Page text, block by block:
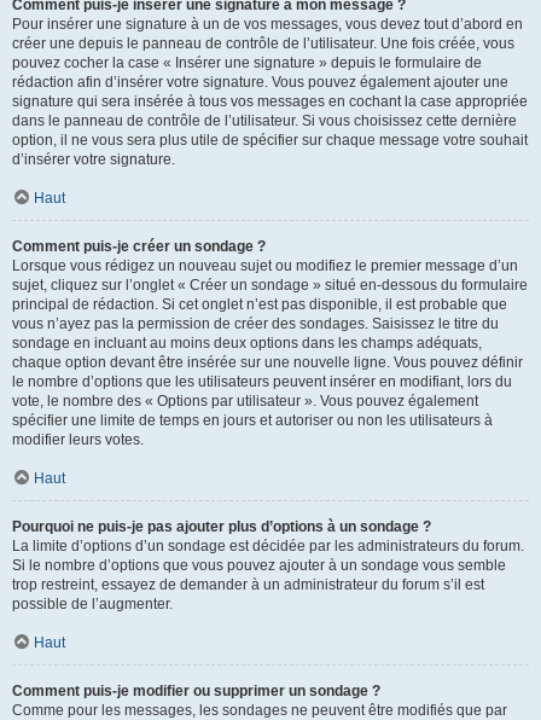
Comment puis-je insérer une signature à mon message ?
Pour insérer une signature à un de vos messages, vous devez tout d’abord en
créer une depuis le panneau de contrôle de l’utilisateur. Une fois créée, vous
pouvez cocher la case « Insérer une signature » depuis le formulaire de
rédaction afin d’insérer votre signature. Vous pouvez également ajouter une
signature qui sera insérée à tous vos messages en cochant la case appropriée
dans le panneau de contrôle de l’utilisateur. Si vous choisissez cette dernière
option, il ne vous sera plus utile de spécifier sur chaque message votre souhait
d’insérer votre signature.
Haut
Comment puis-je créer un sondage ?
Lorsque vous rédigez un nouveau sujet ou modifiez le premier message d’un
sujet, cliquez sur l’onglet « Créer un sondage » situé en-dessous du formulaire
principal de rédaction. Si cet onglet n’est pas disponible, il est probable que
vous n’ayez pas la permission de créer des sondages. Saisissez le titre du
sondage en incluant au moins deux options dans les champs adéquats,
chaque option devant être insérée sur une nouvelle ligne. Vous pouvez définir
le nombre d’options que les utilisateurs peuvent insérer en modifiant, lors du
vote, le nombre des « Options par utilisateur ». Vous pouvez également
spécifier une limite de temps en jours et autoriser ou non les utilisateurs à
modifier leurs votes.
Haut
Pourquoi ne puis-je pas ajouter plus d’options à un sondage ?
La limite d’options d’un sondage est décidée par les administrateurs du forum.
Si le nombre d’options que vous pouvez ajouter à un sondage vous semble
trop restreint, essayez de demander à un administrateur du forum s’il est
possible de l’augmenter.
Haut
Comment puis-je modifier ou supprimer un sondage ?
Comme pour les messages, les sondages ne peuvent être modifiés que par